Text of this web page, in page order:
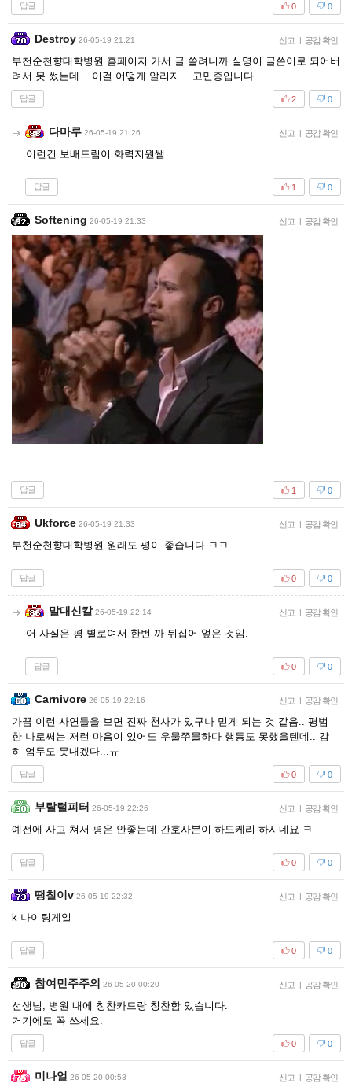
답글 0
0
Destroy 26-05-19 21:21 신고 | 공감 확인
부천순천향대학병원 홈페이지 가서 글 쓸려니까 실명이 글쓴이로 되어버
려서 못 썼는데... 이걸 어떻게 알리지... 고민중입니다.
답글 0
2
다마루 26-05-19 21:26 신고 | 공감 확인
이런건 보배드림이 화력지원쌤
답글 0
1
Softening 26-05-19 21:33 신고 | 공감 확인
답글 0
1
Ukforce 26-05-19 21:33 신고 | 공감 확인
부천순천향대학병원 원래도 평이 좋습니다 ㅋㅋ
답글 0
0
말대신칼 26-05-19 22:14 신고 | 공감 확인
어 사실은 평 별로여서 한번 까 뒤집어 엎은 것임.
답글 0
0
Carnivore 26-05-19 22:16 신고 | 공감 확인
가끔 이런 사연들을 보면 진짜 천사가 있구나 믿게 되는 것 같음.. 평범
한 나로써는 저런 마음이 있어도 우물쭈물하다 행동도 못했을텐데.. 감
히 엄두도 못내겠다...ㅠ
답글 0
0
부랄털피터 26-05-19 22:26 신고 | 공감 확인
예전에 사고 쳐서 평은 안좋는데 간호사분이 하드케리 하시네요 ㅋ
답글 0
0
땡칠이v 26-05-19 22:32 신고 | 공감 확인
k 나이팅게일
답글 0
0
참여민주주의 26-05-20 00:20 신고 | 공감 확인
선생님, 병원 내에 칭찬카드랑 칭찬함 있습니다.
거기에도 꼭 쓰세요.
답글 0
0
미나얼 26-05-20 00:53 신고 | 공감 확인